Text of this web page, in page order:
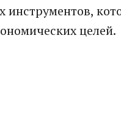
инструментов,
целей.